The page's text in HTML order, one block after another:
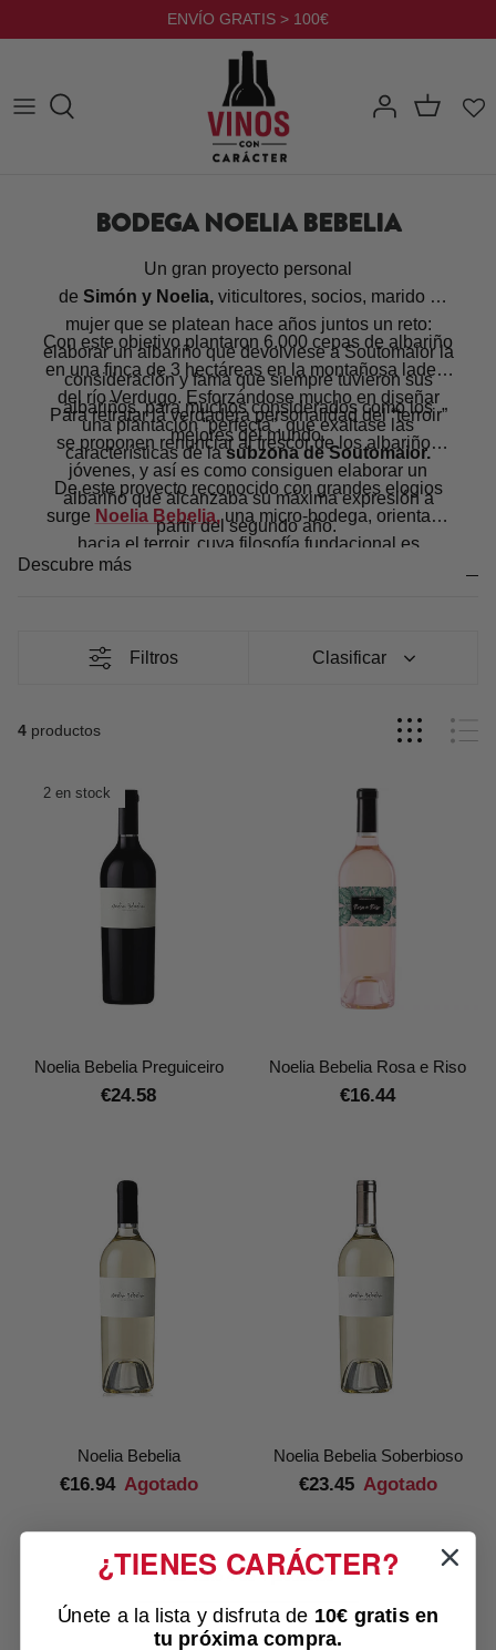
al
ENVÍO GRATIS > 100€
BODEGA NOELIA BEBELIA
Un gran proyecto personal
de Simón y Noelia,viticultores, socios, marido y
mujer que se platean hace años juntos un reto:
elaborar un albariño que devolviese a Soutomaior la
consideración y fama que siempre tuvieron sus
albariños, para muchos considerados como los
mejores del mundo.
Con este objetivo plantaron 6.000 cepas de albariño
en una finca de 3 hectáreas en la montañosa ladera
del río Verdugo. Esforzándose mucho en diseñar
una plantación “perfecta”, que exaltase las
características de lasubzona de Soutomaior.
Para retratar la verdadera personalidad del “terroir”
se proponen renunciar al frescor de los albariños
jóvenes, y así es como consiguen elaborar un
albariño que alcanzaba su máxima expresión a
partir del segundo año.
De este proyecto reconocido con grandes elogios
surge Noelia Bebelia,una micro-bodega, orientada
hacia el terroir, cuya filosofía fundacional es
crearvinos extraordinarios que trasciendan el
Descubre más
Filtros Clasificar
4 productos
2 en stock
Noelia Bebelia Preguiceiro
€24.58
Noelia Bebelia Rosa e Riso
€16.44
Noelia Bebelia
€16.94 Agotado
Noelia Bebelia Soberbioso
€23.45 Agotado
Has visto 4 de 4 productos
¿TIENES CARÁCTER?
Únete a la lista y disfruta de 10€ gratis en
tu próxima compra.